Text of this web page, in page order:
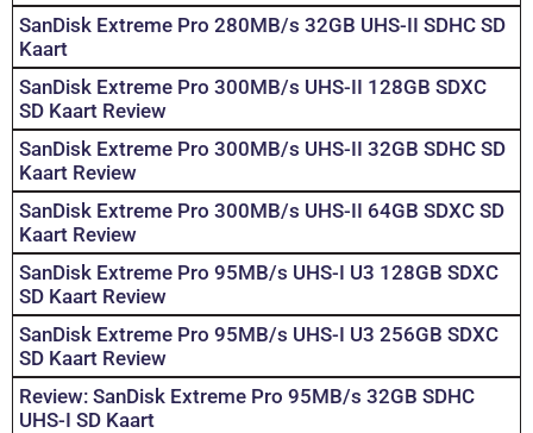
SanDisk Extreme Pro 280MB/s 32GB UHS-II SDHC SD
Kaart
SanDisk Extreme Pro 300MB/s UHS-II 128GB SDXC
SD Kaart Review
SanDisk Extreme Pro 300MB/s UHS-II 32GB SDHC SD
Kaart Review
SanDisk Extreme Pro 300MB/s UHS-II 64GB SDXC SD
Kaart Review
SanDisk Extreme Pro 95MB/s UHS-I U3 128GB SDXC
SD Kaart Review
SanDisk Extreme Pro 95MB/s UHS-I U3 256GB SDXC
SD Kaart Review
Review: SanDisk Extreme Pro 95MB/s 32GB SDHC
UHS-I SD Kaart